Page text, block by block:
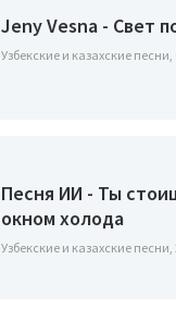
Jeny Vesna - Свет
Узбекские и казахские песни,
Песня ИИ - Ты
окном холода
Узбекские и казахские песни,